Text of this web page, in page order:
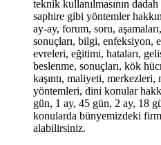
teknik kullanılmasının
saphire gibi yöntemler
ay-ay, forum, soru,
sonuçları, bilgi, enfeksiyon,
evreleri, eğitimi, hataları,
beslenme, sonuçları, kök
kaşıntı, maliyeti, merkezleri,
yöntemleri, dini konular
gün, 1 ay, 45 gün, 2 ay, 18
konularda bünyemizdeki
alabilirsiniz.